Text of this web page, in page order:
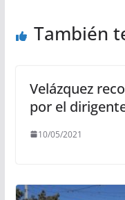
También
Velázquez
por el
10/05/2021